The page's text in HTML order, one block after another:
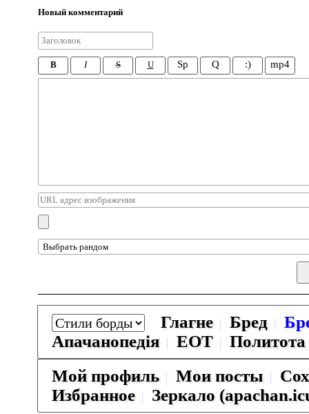
Новый комментарий
B I S U Sp Q :) mp4
Глагне Бред
Апачанопедiя
ЕОТ
Политота
Мой профиль
Мои посты
Избранное
Зеркало